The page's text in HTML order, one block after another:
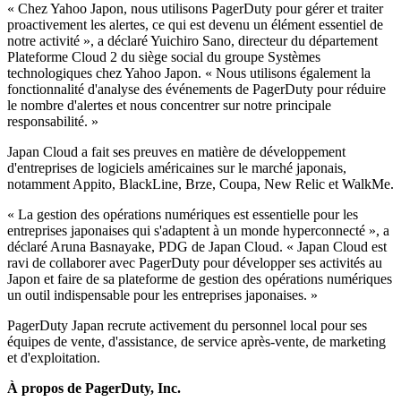
« Chez Yahoo Japon, nous utilisons PagerDuty pour gérer et traiter
proactivement les alertes, ce qui est devenu un élément essentiel de
notre activité », a déclaréYuichiro Sano, directeur du département
Plateforme Cloud 2 du siège social du groupe Systèmes
technologiques chez Yahoo Japon. « Nous utilisons également la
fonctionnalité d'analyse des événements de PagerDuty pour réduire
le nombre d'alertes et nous concentrer sur notre principale
responsabilité. »
Japan Cloud a fait ses preuves en matière de développement
d'entreprises de logiciels américaines sur le marché japonais,
notamment Appito, BlackLine, Brze, Coupa, New Relic et WalkMe.
« La gestion des opérations numériques est essentielle pour les
entreprises japonaises qui s'adaptent à un monde hyperconnecté », a
déclaré Aruna Basnayake, PDG de Japan Cloud. « Japan Cloud est
ravi de collaborer avec PagerDuty pour développer ses activités au
Japon et faire de sa plateforme de gestion des opérations numériques
un outil indispensable pour les entreprises japonaises. »
PagerDuty Japan recrute activement du personnel local pour ses
équipes de vente, d'assistance, de service après-vente, de marketing
et d'exploitation.
À propos de PagerDuty, Inc.